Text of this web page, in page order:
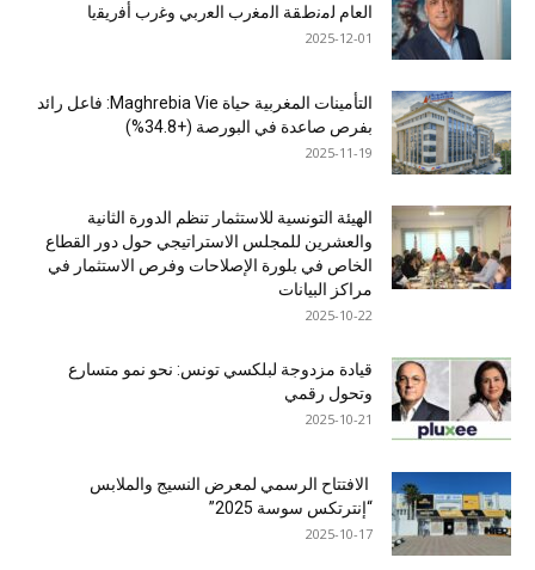
اﻟﻌﺎم ﻟﻣﻧطﻘﺔ اﻟﻣﻐرب اﻟﻌرﺑﻲ وﻏرب أﻓرﯾﻘﯾﺎ
2025-12-01
التأمينات المغربية حياة Maghrebia Vie: فاعل رائد
بفرص صاعدة في البورصة (+34.8%)
2025-11-19
الهيئة التونسية للاستثمار تنظم الدورة الثانية
والعشرين للمجلس الاستراتيجي حول دور القطاع
الخاص في بلورة الإصلاحات وفرص الاستثمار في
مراكز البيانات
2025-10-22
قيادة مزدوجة لبلكسي تونس: نحو نمو متسارع
وتحول رقمي
2025-10-21
الافتتاح الرسمي لمعرض النسيج والملابس
“إنترتكس سوسة 2025”
2025-10-17